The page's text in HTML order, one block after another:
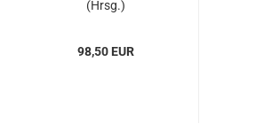
(Hrsg.)
98,50 EUR